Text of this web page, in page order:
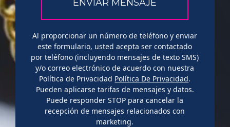
Al proporcionar un número de teléfono y enviar
este formulario, usted acepta ser contactado
por teléfono (incluyendo mensajes de texto SMS)
y/o correo electrónico de acuerdo con nuestra
Política de Privacidad Política De Privacidad.
Pueden aplicarse tarifas de mensajes y datos.
Puede responder STOP para cancelar la
recepción de mensajes relacionados con
marketing.